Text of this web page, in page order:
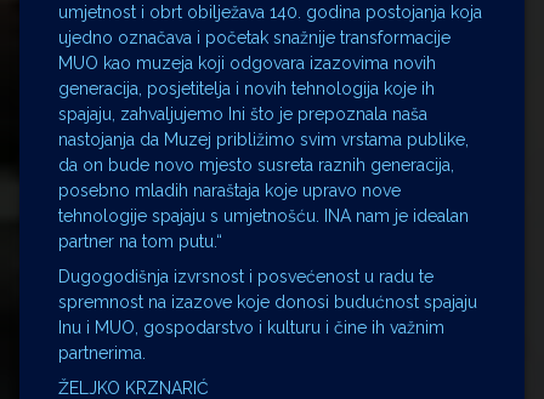
umjetnost i obrt obilježava 140. godina postojanja koja
ujedno označava i početak snažnije transformacije
MUO kao muzeja koji odgovara izazovima novih
generacija, posjetitelja i novih tehnologija koje ih
spajaju, zahvaljujemo Ini što je prepoznala naša
nastojanja da Muzej približimo svim vrstama publike,
da on bude novo mjesto susreta raznih generacija,
posebno mladih naraštaja koje upravo nove
tehnologije spajaju s umjetnošću. INA nam je idealan
partner na tom putu.“
Dugogodišnja izvrsnost i posvećenost u radu te
spremnost na izazove koje donosi budućnost spajaju
Inu i MUO, gospodarstvo i kulturu i čine ih važnim
partnerima.
ŽELJKO KRZNARIĆ